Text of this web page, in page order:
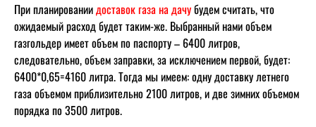
При планированиидоставок газа на дачубудем считать, что
ожидаемый расход будет таким-же. Выбранный нами объем
газгольдер имеет объем по паспорту – 6400 литров,
следовательно, объем заправки, за исключением первой, будет:
6400*0,65=4160 литра. Тогда мы имеем: одну доставку летнего
газа объемом приблизительно 2100 литров, и две зимних объемом
порядка по 3500 литров.